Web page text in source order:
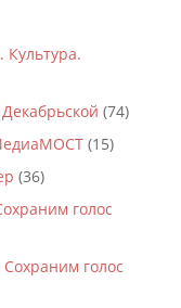
Культура.
(74)
(15)
(36)
голос
голос